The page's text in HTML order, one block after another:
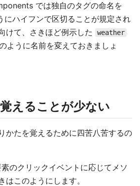
では独自のタグの命名を
にハイフンで区切ることが規定され
けて、さきほど例示した
weather
ように名前を変えておきましょ
えることが少ない
かたを覚えるために四苦八苦するの
のクリックイベントに応じてメソ
はこのようにします。